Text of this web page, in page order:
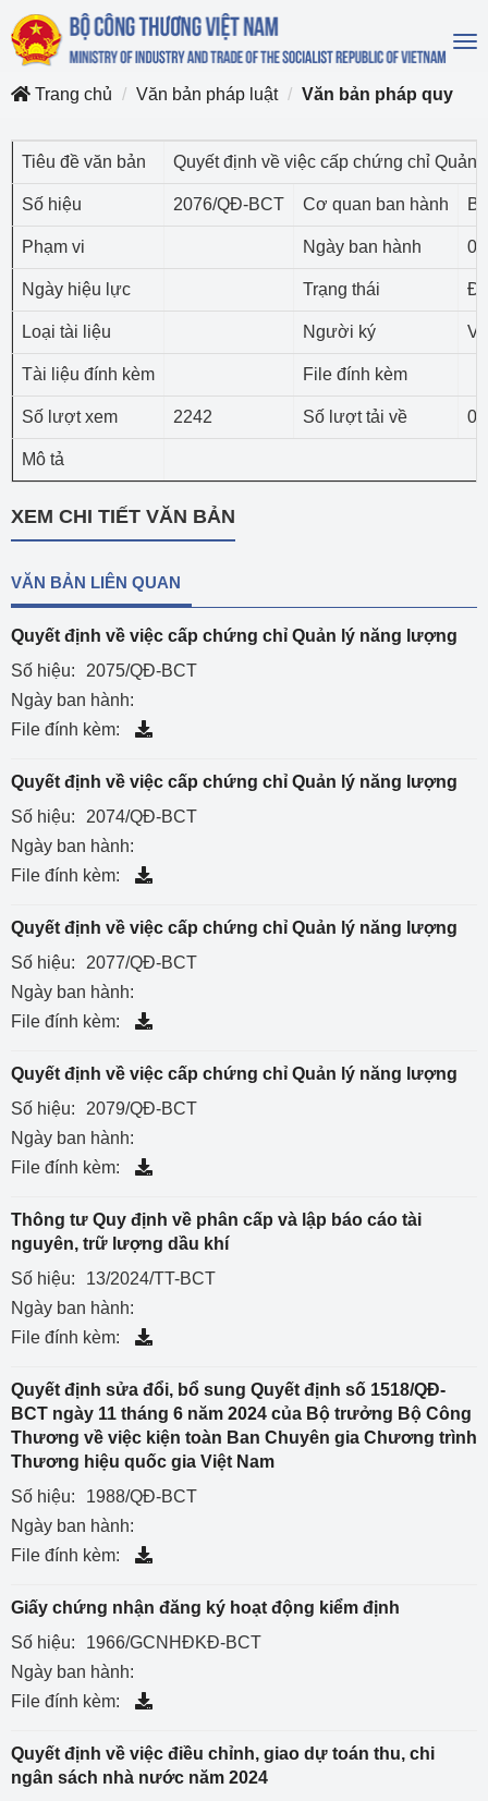
Trang chủ
Văn bản pháp luật Văn bản pháp quy
Tiêu đề văn bản Quyết định về việc cấp chứng chỉ Quản
Số hiệu 2076/QĐ-BCT Cơ quan ban hành
Phạm vi Ngày ban hành
Ngày hiệu lực Trạng thái
Loại tài liệu Người ký
Tài liệu đính kèm File đính kèm
Số lượt xem 2242 Số lượt tải về 0
Mô tả
XEM CHI TIẾT VĂN BẢN
VĂN BẢN LIÊN QUAN
Quyết định về việc cấp chứng chỉ Quản lý năng lượng
Số hiệu:
2075/QĐ-BCT
Ngày ban hành:
File đính kèm:
Quyết định về việc cấp chứng chỉ Quản lý năng lượng
Số hiệu:
2074/QĐ-BCT
Ngày ban hành:
File đính kèm:
Quyết định về việc cấp chứng chỉ Quản lý năng lượng
Số hiệu:
2077/QĐ-BCT
Ngày ban hành:
File đính kèm:
Quyết định về việc cấp chứng chỉ Quản lý năng lượng
Số hiệu:
2079/QĐ-BCT
Ngày ban hành:
File đính kèm:
Thông tư Quy định về phân cấp và lập báo cáo tài
nguyên, trữ lượng dầu khí
Số hiệu:
13/2024/TT-BCT
Ngày ban hành:
File đính kèm:
Quyết định sửa đổi, bổ sung Quyết định số 1518/QĐ-
BCT ngày 11 tháng 6 năm 2024 của Bộ trưởng Bộ Công
Thương về việc kiện toàn Ban Chuyên gia Chương trình
Thương hiệu quốc gia Việt Nam
Số hiệu:
1988/QĐ-BCT
Ngày ban hành:
File đính kèm:
Giấy chứng nhận đăng ký hoạt động kiểm định
Số hiệu:
1966/GCNHĐKĐ-BCT
Ngày ban hành:
File đính kèm:
Quyết định về việc điều chỉnh, giao dự toán thu, chi
ngân sách nhà nước năm 2024